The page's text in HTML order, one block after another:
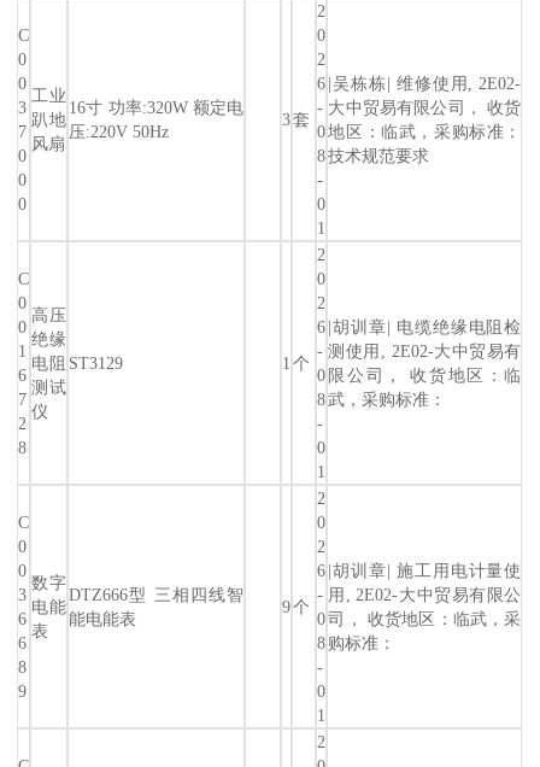
C
0
0
3
7
0
0
0
工业
趴地
风扇
16寸 功率:320W 额定电
压:220V 50Hz
3套
2
0
2
6
-
0
8
-
0
1
|吴栋栋| 维修使用, 2E02-
大中贸易有限公司， 收货
地区：临武，采购标准：
技术规范要求
C
0
0
1
6
7
2
8
高压
绝缘
电阻
测试
仪
ST3129 1 个
2
0
2
6
-
0
8
-
0
1
|胡训章| 电缆绝缘电阻检
测使用, 2E02-大中贸易有
限公司， 收货地区：临
武，采购标准：
C
0
0
3
6
6
8
9
数字
电能
表
DTZ666型 三相四线智
能电能表
9个
2
0
2
6
-
0
8
-
0
1
|胡训章| 施工用电计量使
用, 2E02-大中贸易有限公
司， 收货地区：临武，采
购标准：
2